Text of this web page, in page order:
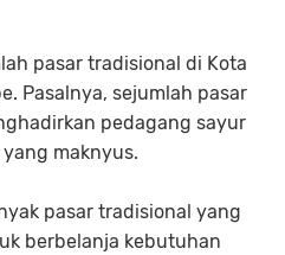
pasar tradisional di Kota
Pasalnya, sejumlah pasar
pedagang sayur
maknyus.
pasar tradisional yang
berbelanja kebutuhan